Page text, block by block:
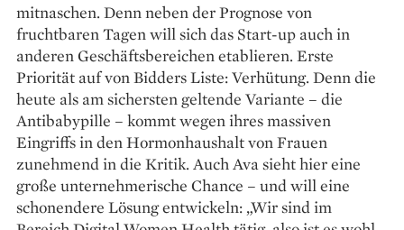
mitnaschen. Denn neben der Prognose von
fruchtbaren Tagen will sich das Start-up auch in
anderen Geschäftsbereichen etablie­­ren. Erste
Priorität auf von Bidders Liste: Verhütung. Denn die
heute als am sichersten geltende Variante – die
Antibabypille – kommt wegen ihres massiven
Eingriffs in den Hormonhaushalt von Frauen
zunehmend in die Kritik. Auch Ava sieht hier eine
große unternehmerische Chance – und will eine
schonendere Lösung entwickeln: „Wir sind im